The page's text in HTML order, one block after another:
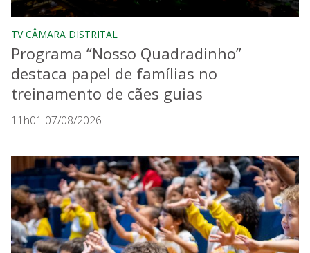
TV CÂMARA DISTRITAL
Programa “Nosso Quadradinho”
destaca papel de famílias no
treinamento de cães guias
11h01 07/08/2026